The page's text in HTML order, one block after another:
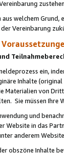
welchem Grund,
der Vereinbarung
ein,
Inhalte
Materialien von
Sie müssen Ihre
und
Website in das
anderem
obszöne Inhalte